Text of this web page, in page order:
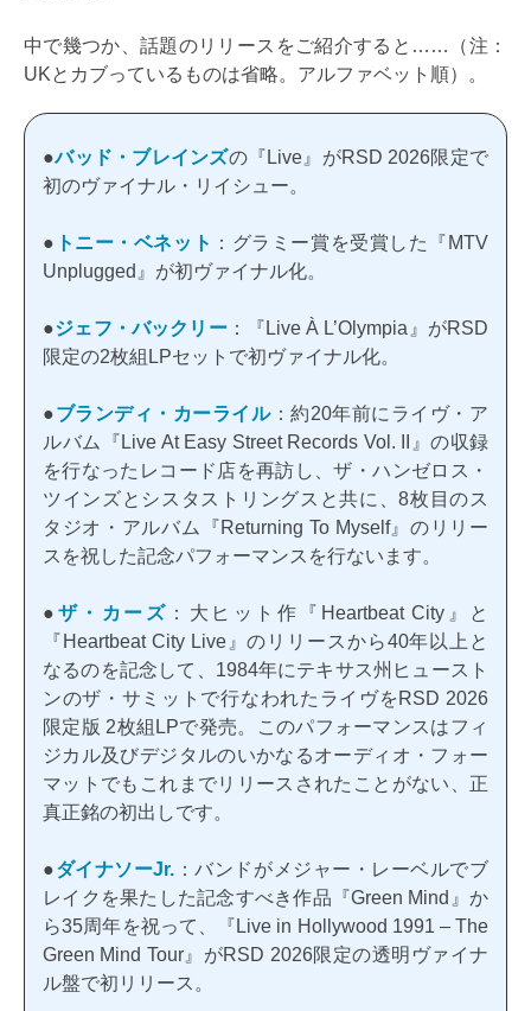
中で幾つか、話題のリリースをご紹介すると……（注：
UKとカブっているものは省略。アルファベット順）。
●バッド・ブレインズの『Live』がRSD 2026限定で
初のヴァイナル・リイシュー。
● トニー・ベネット ：グラミー賞を受賞した『MTV
Unplugged』が初ヴァイナル化。
●ジェフ・バックリー：『Live À L’Olympia』がRSD
限定の2枚組LPセットで初ヴァイナル化。
●ブランディ・カーライル：約20年前にライヴ・ア
ルバム『Live At Easy Street Records Vol. II』の収録
を行なったレコード店を再訪し、ザ・ハンゼロス・
ツインズとシスタストリングスと共に、8枚目のス
タジオ・アルバム『Returning To Myself』のリリー
スを祝した記念パフォーマンスを行ないます。
● ザ・カーズ ：大ヒット作『Heartbeat City』と
『Heartbeat City Live』のリリースから40年以上と
なるのを記念して、1984年にテキサス州ヒュースト
ンのザ・サミットで行なわれたライヴをRSD 2026
限定版 2枚組LPで発売。このパフォーマンスはフィ
ジカル及びデジタルのいかなるオーディオ・フォー
マットでもこれまでリリースされたことがない、正
真正銘の初出しです。
●ダイナソーJr. ：バンドがメジャー・レーベルでブ
レイクを果たした記念すべき作品『Green Mind』か
ら35周年を祝って、『Live in Hollywood 1991 – The
Green Mind Tour』がRSD 2026限定の透明ヴァイナ
ル盤で初リリース。